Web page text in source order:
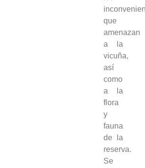
que
amenazan
a la
vicuña,
así
como
a la
flora
y
fauna
de la
reserva.
Se